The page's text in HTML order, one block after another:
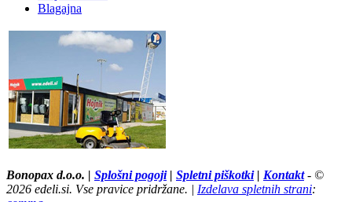
Blagajna
Bonopax d.o.o. | Splošni pogoji| Spletni piškotki| Kontakt- ©
2026 edeli.si. Vse pravice pridržane. | Izdelava spletnih strani: